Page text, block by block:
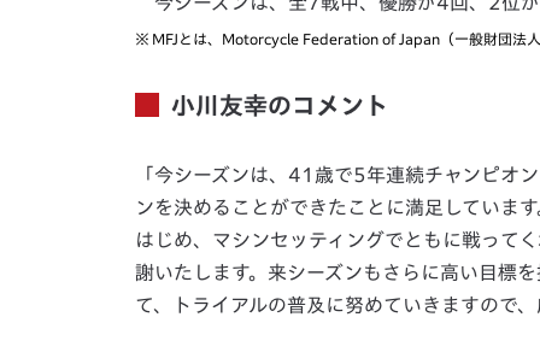
※ MFJとは、Motorcycle Federation of Japan（一般財団法
小川友幸のコメント
「今シーズンは、41歳で5年連続チャンピオ
ンを決めることができたことに満足していま
はじめ、マシンセッティングでともに戦って
謝いたします。来シーズンもさらに高い目標
て、トライアルの普及に努めていきますので